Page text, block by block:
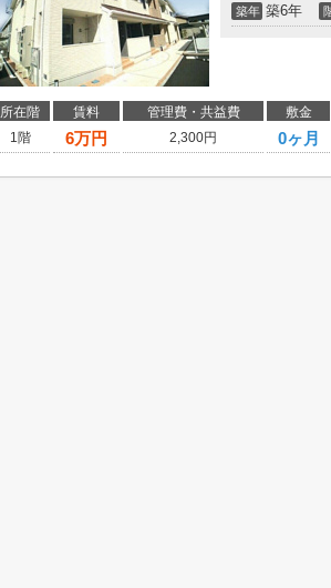
築年 築6年
所在階 賃料 管理費・共益費 敷金
1階
6万円 2,300円 0ヶ月